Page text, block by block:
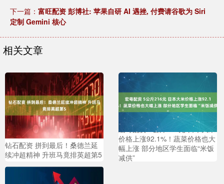
下一篇： 富旺配资 彭博社: 苹果自研 AI 遇挫, 付费请谷歌为 Siri
定制 Gemini 核心
相关文章
钻石配资 拼到最后！桑德兰延
续冲超精神 升班马竟排英超第5
宏粤配资 5公斤216元 日本大米
价格上涨92.1%！蔬菜价格也大
幅上涨 部分地区学生面临“米饭
减供”